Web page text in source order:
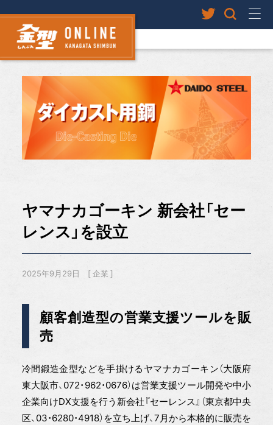
ヤマナカゴーキン 新会社「セー
レンス」を設立
2025年9月29日 企業
顧客創造型の営業支援ツールを販
売
冷間鍛造金型などを手掛けるヤマナカゴーキン（大阪府
東大阪市、072・962・0676）は営業支援ツール開発や中小
企業向けDX支援を行う新会社『セーレンス』（東京都中央
区、03・6280・4918）を立ち上げ、7月から本格的に販売を